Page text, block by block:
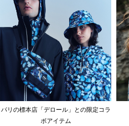
パリの標本店「デロール」との限定コラ
ボアイテム